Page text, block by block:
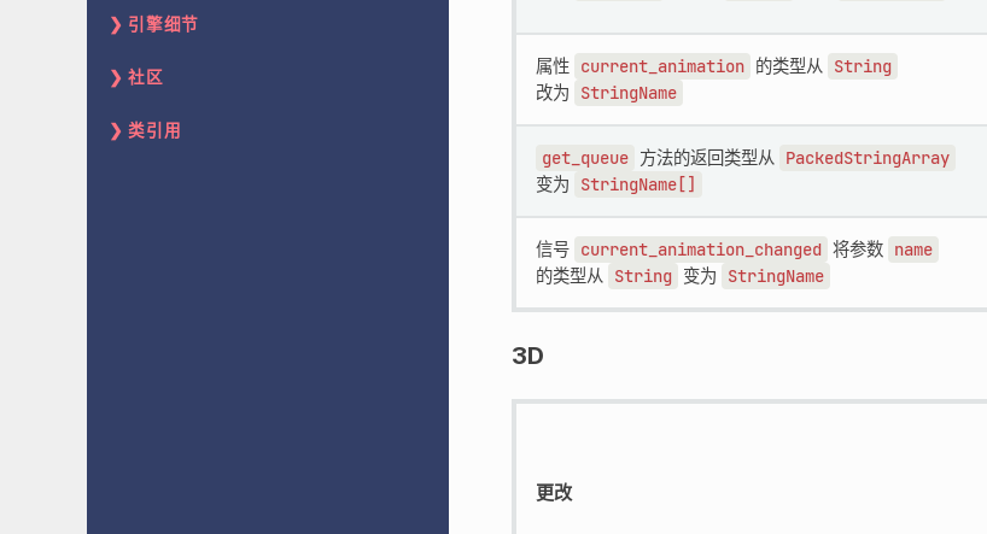
引擎细节
社区
类引用
属性 current_animation 的类型从 String
改为 StringName
get_queue 方法的返回类型从 PackedStringArray
变为 StringName[]
信号 current_animation_changed 将参数 name
的类型从 String 变为 StringName
3D
更改